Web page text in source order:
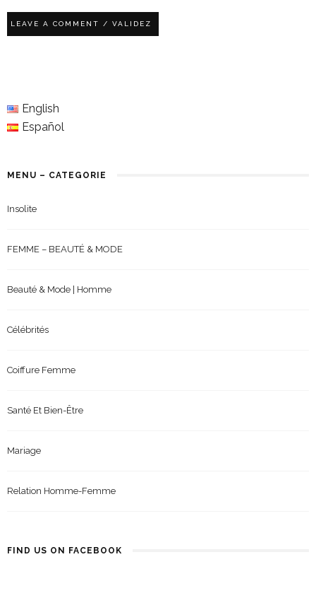
English
Español
MENU – CATEGORIE
Insolite
FEMME – BEAUTÉ & MODE
Beauté & Mode | Homme
Célébrités
Coiffure Femme
Santé Et Bien-Être
Mariage
Relation Homme-Femme
FIND US ON FACEBOOK